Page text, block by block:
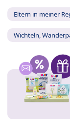
Eltern in meiner
Wichteln,